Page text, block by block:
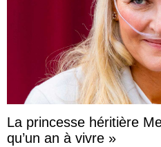
La princesse héritière
qu’un an à vivre »